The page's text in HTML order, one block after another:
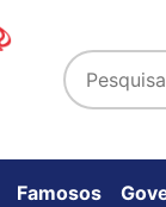
Famosos